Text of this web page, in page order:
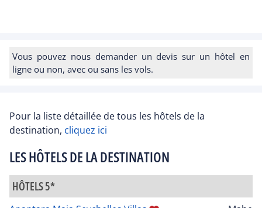
Vous pouvez nous demander un devis sur un hôtel en
ligne ou non, avec ou sans les vols.
Pour la liste détaillée de tous les hôtels de la
destination, cliquez ici
LES HÔTELS DE LA DESTINATION
HÔTELS 5*